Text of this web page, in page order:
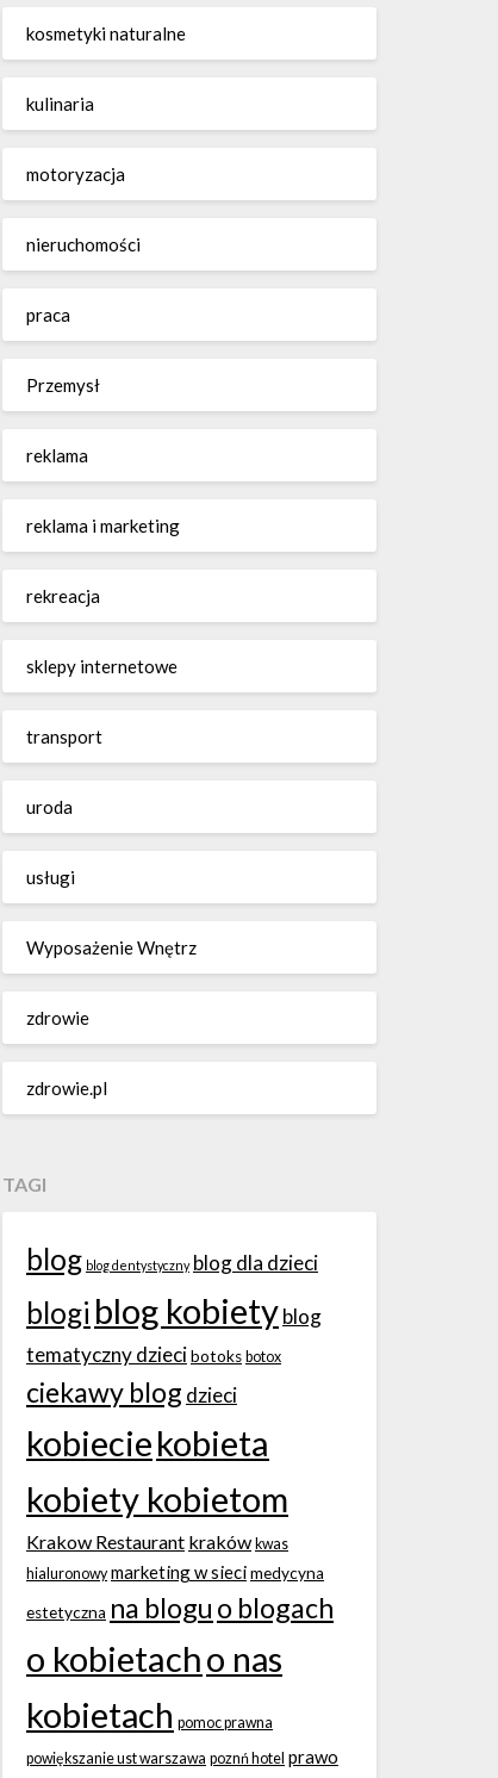
kosmetyki naturalne
kulinaria
motoryzacja
nieruchomości
praca
Przemysł
reklama
reklama i marketing
rekreacja
sklepy internetowe
transport
uroda
usługi
Wyposażenie Wnętrz
zdrowie
zdrowie.pl
TAGI
blog blog dentystyczny blog dla dzieci
blogi blog kobietyblog
tematyczny dziecibotoks botox
ciekawy blog dzieci
kobieciekobieta
kobiety kobietom
Krakow Restaurant kraków kwas
hialuronowy marketing w siecimedycyna
estetyczna na blogu o blogach
o kobietacho nas
kobietach pomoc prawna
powiększanie ust warszawa poznń hotel prawo